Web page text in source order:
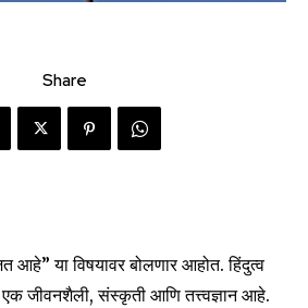
Share
या विषयावर बोलणार आहोत. हिंदुत्व
जीवनशैली, संस्कृती आणि तत्त्वज्ञान आहे.